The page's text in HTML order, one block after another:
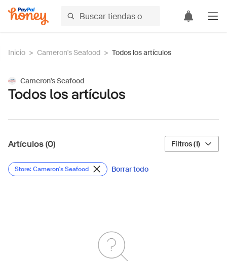
Inicio > Cameron's Seafood > Todos los artículos
Cameron's Seafood
Todos los artículos
Artículos (0) Filtros (1)
Store: Cameron's Seafood Borrar todo